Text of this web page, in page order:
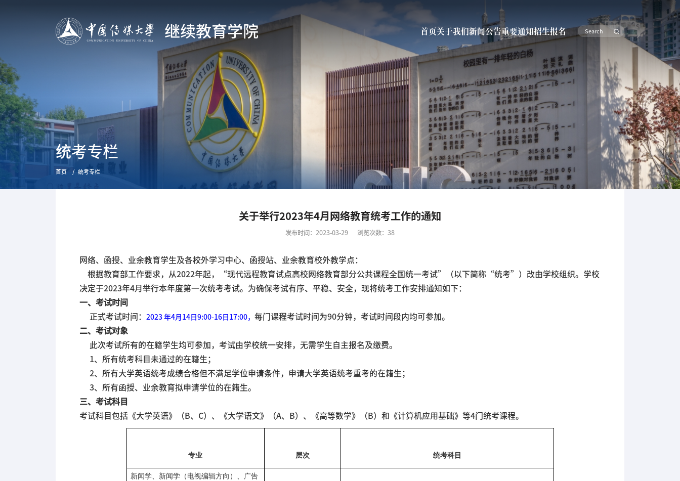
继续教育学院 首页关于我们新闻公告重要通知招生报名
统考专栏
首页 统考专栏
关于举行2023年4月网络教育统考工作的通知
发布时间：2023-03-29 浏览次数： 38
网络、函授、业余教育学生及各校外学习中心、函授站、业余教育校外教学点：
根据教育部工作要求，从2022年起，“现代远程教育试点高校网络教育部分公共课程全国统一考试”（以下简称“统考”）改由学校组织。学校
决定于2023年4月举行本年度第一次统考考试。为确保考试有序、平稳、安全，现将统考工作安排通知如下：
一、考试时间
正式考试时间：2023 年4月14日9:00-16日17:00，每门课程考试时间为90分钟，考试时间段内均可参加。
二、考试对象
此次考试所有的在籍学生均可参加 ，考试由学校统一安排，无需学生自主报名及缴费。
1、 所有统考科目未通过的在籍生；
2、 所有大学英语统考成绩合格但不满足学位申请条件，申请大学英语统考重考的在籍生；
3、 所有函授、业余教育拟申请学位的在籍生。
三、考试科目
考试科目包括《大学英语》（B、C）、《大学语文》（A、B）、《高等数学》（B）和《计算机应用基础》等4门统考课程。
专业 层次 统考科目
新闻学、新闻学（电视编辑方向）、广告